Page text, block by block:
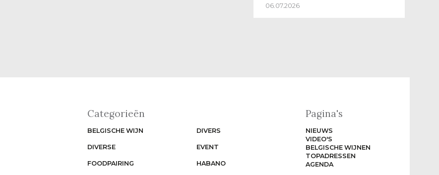
06.07.2026
Categorieën
BELGISCHE WIJN DIVERS
DIVERSE EVENT
FOODPAIRING HABANO
Pagina's
NIEUWS
VIDEO'S
BELGISCHE WIJNEN
TOPADRESSEN
AGENDA